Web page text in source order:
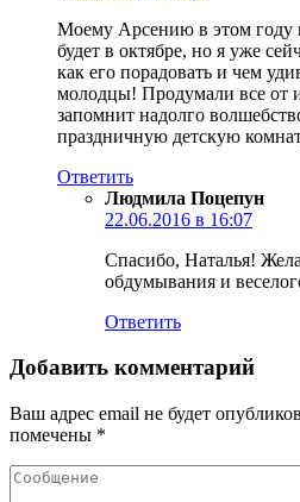
Моему Арсению в этом году
будет в октябре, но я уже
как его порадовать и чем
молодцы! Продумали все от
запомнит надолго
праздничную детскую
Ответить
Людмила Поцепун
22.06.2016 в 16:07
Спасибо, Наталья!
обдумывания и
Ответить
Добавить комментарий
Ваш адрес email не будет
помечены *